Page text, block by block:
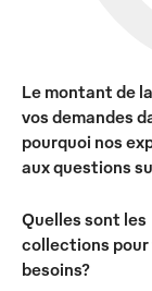
Le montant de
vos demandes
pourquoi nos
aux questions
Quelles sont les
collections pour
besoins?